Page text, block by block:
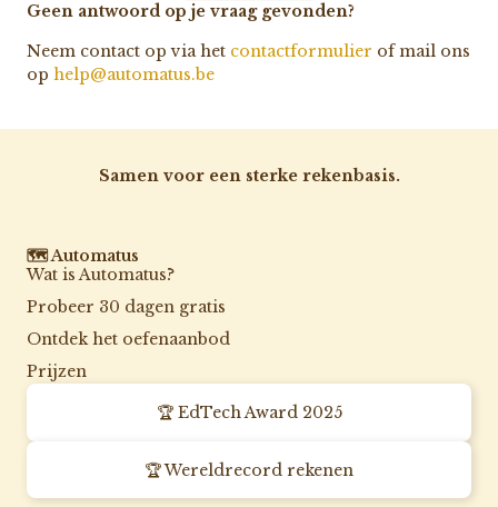
Geen antwoord op je vraag gevonden?
Neem contact op via het contactformulier of mail ons
op help@automatus.be
Samen voor een sterke rekenbasis.
🗺️ Automatus
Wat is Automatus?
Probeer 30 dagen gratis
Ontdek het oefenaanbod
Prijzen
🏆 EdTech Award 2025
🏆 Wereldrecord rekenen